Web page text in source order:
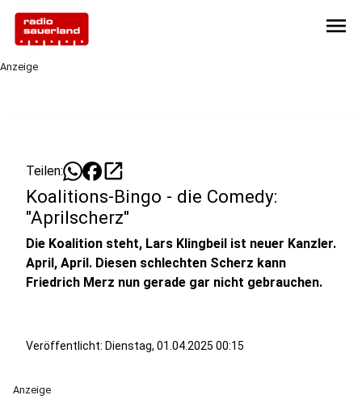
menu
Anzeige
Teilen: open_in_new
Koalitions-Bingo - die Comedy:
"Aprilscherz"
Die Koalition steht, Lars Klingbeil ist neuer Kanzler.
April, April. Diesen schlechten Scherz kann
Friedrich Merz nun gerade gar nicht gebrauchen.
Veröffentlicht: Dienstag, 01.04.2025 00:15
Anzeige